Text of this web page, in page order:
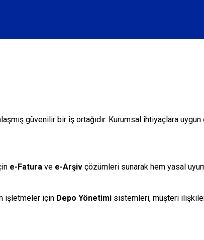
güvenilir bir iş ortağıdır. Kurumsal ihtiyaçlara
e-Fatura ve e-Arşiv çözümleri sunarak hem yasal
işletmeler için Depo Yönetimi sistemleri, müşteri